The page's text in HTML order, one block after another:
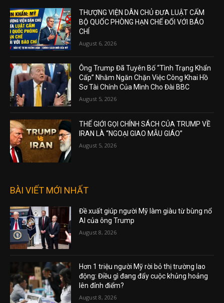
THƯỢNG VIỆN DÂN CHỦ ĐƯA LUẬT CẤM
BỘ QUỐC PHÒNG HẠN CHẾ ĐỐI VỚI BÁO
CHÍ
August 6, 2026
Ông Trump Đã Tuyên Bố “Tình Trạng Khẩn
Cấp” Nhằm Ngăn Chặn Việc Công Khai Hồ
Sơ Tài Chính Của Mình Cho Đài BBC
August 5, 2026
THẾ GIỚI GỌI CHÍNH SÁCH CỦA TRUMP VỀ
IRAN LÀ “NGOẠI GIAO MẪU GIÁO”
August 5, 2026
BÀI VIẾT MỚI NHẤT
Đề xuất giúp người Mỹ làm giàu từ bùng nổ
AI của ông Trump
August 8, 2026
Hơn 1 triệu người Mỹ rời bỏ thị trường lao
động: Điều gì đang đẩy cuộc khủng hoảng
lên đỉnh điểm?
August 8, 2026